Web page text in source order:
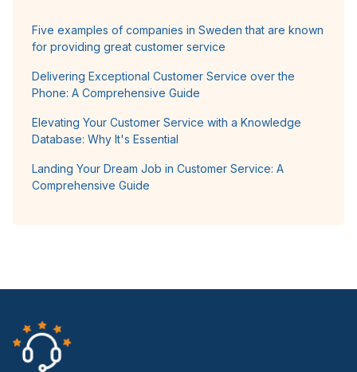
Five examples of companies in Sweden that are known
for providing great customer service
Delivering Exceptional Customer Service over the
Phone: A Comprehensive Guide
Elevating Your Customer Service with a Knowledge
Database: Why It's Essential
Landing Your Dream Job in Customer Service: A
Comprehensive Guide